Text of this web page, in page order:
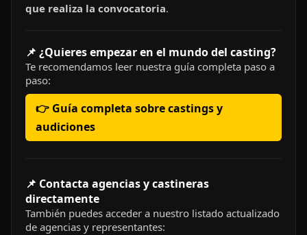
que realiza la convocatoria.
📌 ¿Quieres empezar en el mundo del casting?
Te recomendamos leer nuestra guía completa paso a
paso:
👉 Guía completa sobre castings y
audiciones
📌 Contacta agencias y castineras
directamente
También puedes acceder a nuestro listado actualizado
de agencias y representantes: